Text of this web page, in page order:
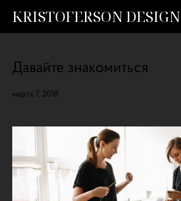
KRISTOFERSON DESIGN
марта 7, 2018
Давайте знакомиться